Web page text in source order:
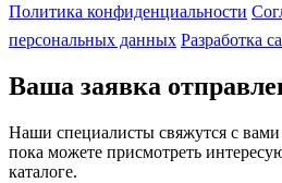
Политика конфиденциальности
персональных данных Разработка
Ваша заявка
Наши специалисты свяжутся с
пока можете присмотреть
каталоге.